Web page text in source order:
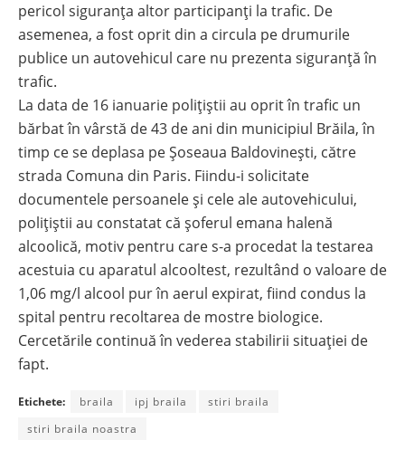
pericol siguranța altor participanți la trafic. De
asemenea, a fost oprit din a circula pe drumurile
publice un autovehicul care nu prezenta siguranță în
trafic.
La data de 16 ianuarie polițiștii au oprit în trafic un
bărbat în vârstă de 43 de ani din municipiul Brăila, în
timp ce se deplasa pe Șoseaua Baldovinești, către
strada Comuna din Paris. Fiindu-i solicitate
documentele persoanele și cele ale autovehicului,
polițiștii au constatat că șoferul emana halenă
alcoolică, motiv pentru care s-a procedat la testarea
acestuia cu aparatul alcooltest, rezultând o valoare de
1,06 mg/l alcool pur în aerul expirat, fiind condus la
spital pentru recoltarea de mostre biologice.
Cercetările continuă în vederea stabilirii situației de
fapt.
Etichete: braila ipj braila
stiri braila
stiri braila noastra